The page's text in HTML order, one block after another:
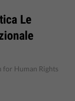
Le
for Human Rights